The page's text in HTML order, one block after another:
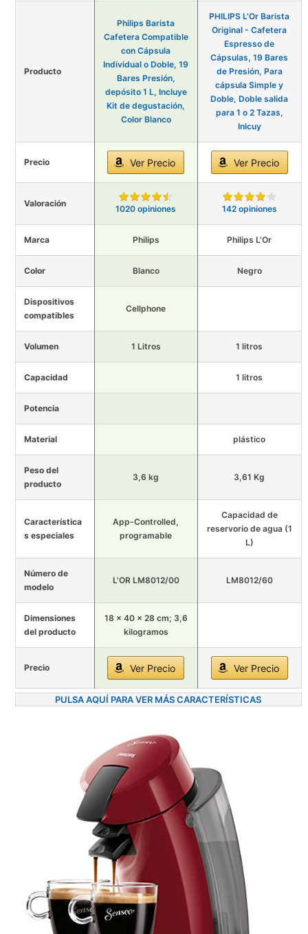
Producto
Philips Barista
Cafetera Compatible
con Cápsula
Individual o Doble, 19
Bares Presión,
depósito 1 L, Incluye
Kit de degustación,
Color Blanco
PHILIPS L'Or Barista
Original - Cafetera
Espresso de
Cápsulas, 19 Bares
de Presión, Para
cápsula Simple y
Doble, Doble salida
para 1 o 2 Tazas,
Inlcuy
Precio Ver Precio Ver Precio
Valoración
1020 opiniones 142 opiniones
Marca Philips Philips L'Or
Color Blanco Negro
Dispositivos
compatibles
Cellphone
Volumen 1 Litros 1 litros
Capacidad 1 litros
Potencia
Material plástico
Peso del
producto
3,6 kg 3,61 Kg
Característica
s especiales
App-Controlled,
programable
Capacidad de
reservorio de agua (1
L)
Número de
modelo
L'OR LM8012/00 LM8012/60
Dimensiones
del producto
18 x 40 x 28 cm; 3,6
kilogramos
Precio Ver Precio Ver Precio
PULSA AQUÍ PARA VER MÁS CARACTERÍSTICAS